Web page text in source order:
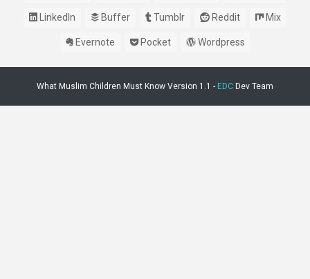
LinkedIn Buffer Tumblr Reddit Mix
Evernote Pocket Wordpress
What Muslim Children Must Know Version 1.1 - EDC Dev Team